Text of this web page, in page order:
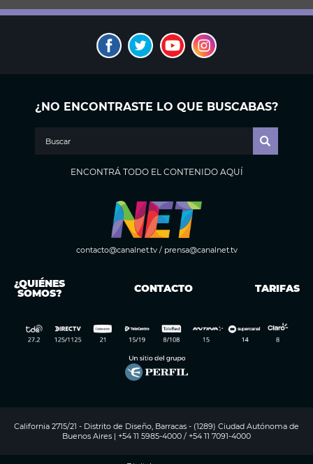
¿NO ENCONTRASTE LO QUE BUSCABAS?
ENCONTRÁ TODO EL CONTENIDO AQUÍ
contacto@canalnet.tv/ prensa@canalnet.tv
¿QUIÉNES
SOMOS? CONTACTO TARIFAS
California 2715/21 - Distrito de Diseño, Barracas - (1289) Ciudad Autónoma de
Buenos Aires | +54 11 5985-4000 / +54 11 7091-4000